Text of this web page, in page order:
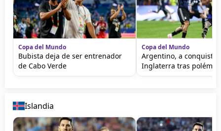
Copa del Mundo
Bubista deja de ser entrenador
de Cabo Verde
Copa del Mundo
Argentino, a conquistar
Inglaterra tras
Islandia